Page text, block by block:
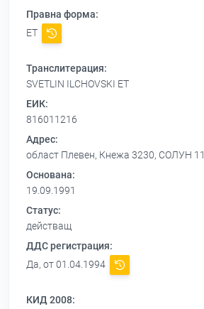
Правна форма:
ЕТ
Транслитерация:
SVETLIN ILCHOVSKI ET
ЕИК:
816011216
Адрес:
област Плевен, Кнежа 3230, СОЛУН 11
Основана:
19.09.1991
Статус:
действащ
ДДС регистрация:
Да, от 01.04.1994
КИД 2008: